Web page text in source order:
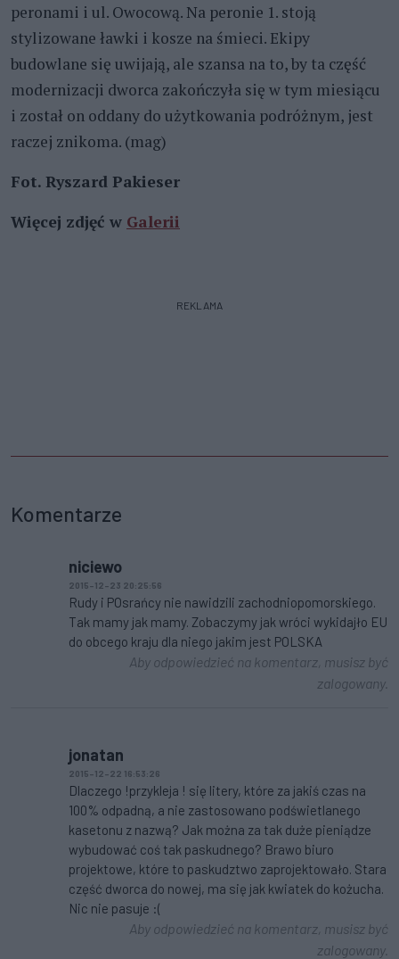
peronami i ul. Owocową. Na peronie 1. stoją
stylizowane ławki i kosze na śmieci. Ekipy
budowlane się uwijają, ale szansa na to, by ta część
modernizacji dworca zakończyła się w tym miesiącu
i został on oddany do użytkowania podróżnym, jest
raczej znikoma. (mag)
Fot. Ryszard Pakieser
Więcej zdjęć w Galerii
REKLAMA
Komentarze
niciewo
2015-12-23 20:25:56
Rudy i POsrańcy nie nawidzili zachodniopomorskiego.
Tak mamy jak mamy. Zobaczymy jak wróci wykidajło EU
do obcego kraju dla niego jakim jest POLSKA
Aby odpowiedzieć na komentarz, musisz być
zalogowany.
jonatan
2015-12-22 16:53:26
Dlaczego !przykleja ! się litery, które za jakiś czas na
100% odpadną, a nie zastosowano podświetlanego
kasetonu z nazwą? Jak można za tak duże pieniądze
wybudować coś tak paskudnego? Brawo biuro
projektowe, które to paskudztwo zaprojektowało. Stara
część dworca do nowej, ma się jak kwiatek do kożucha.
Nic nie pasuje :(
Aby odpowiedzieć na komentarz, musisz być
zalogowany.